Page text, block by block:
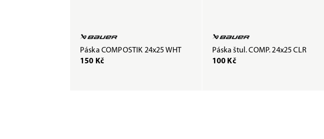
Páska COMPOSTIK 24x25 WHT
150 Kč
Páska štul. COMP. 24x25 CLR
100 Kč